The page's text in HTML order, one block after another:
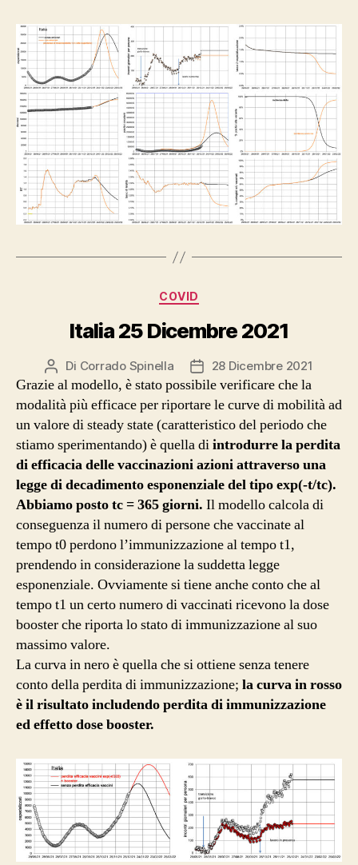
Categorie
COVID
Italia 25 Dicembre 2021
Autore
articolo
Di Corrado Spinella
Data
dell'articolo
28 Dicembre 2021
Grazie al modello, è stato possibile verificare che la
modalità più efficace per riportare le curve di mobilità ad
un valore di steady state (caratteristico del periodo che
stiamo sperimentando) è quella diintrodurre la perdita
di efficacia delle vaccinazioni azioni attraverso una
legge di decadimento esponenziale del tipo exp(-t/tc).
Abbiamo posto tc = 365 giorni. Il modello calcola di
conseguenza il numero di persone che vaccinate al
tempo t0 perdono l’immunizzazione al tempo t1,
prendendo in considerazione la suddetta legge
esponenziale. Ovviamente si tiene anche conto che al
tempo t1 un certo numero di vaccinati ricevono la dose
booster che riporta lo stato di immunizzazione al suo
massimo valore.
La curva in nero è quella che si ottiene senza tenere
conto della perdita di immunizzazione; la curva in rosso
è il risultato includendo perdita di immunizzazione
ed effetto dose booster.